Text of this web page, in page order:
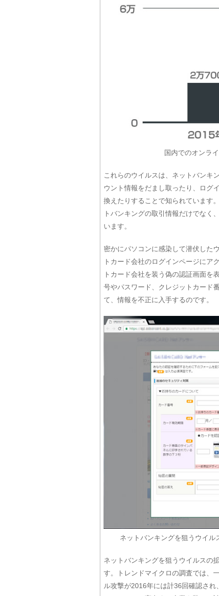
国内でのオンラ
これらのウイルスは、ネットバンキ
ウント情報をだまし取ったり、ログ
換えたりすることで知られています
トバンキングの取引情報だけでなく
います。
密かにパソコンに感染して潜伏した
トカード会社のログインページにア
トカード会社を装う偽の認証画面を
号やパスワード、クレジットカード
て、情報を不正に入手するのです。
ネットバンキングを狙うウイ
ネットバンキングを狙うウイルスの
す。トレンドマイクロの調査では、
ル攻撃が2016年には計36回確認さ